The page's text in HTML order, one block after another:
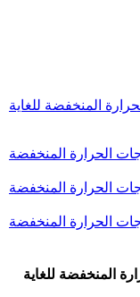
المنخفضة للغاية